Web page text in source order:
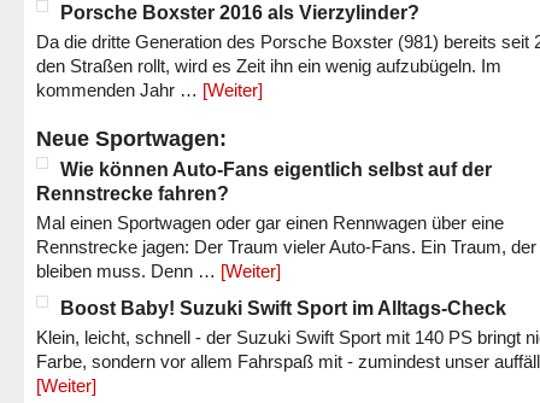
Porsche Boxster 2016 als Vierzylinder?
Da die dritte Generation des Porsche Boxster (981) bereits seit
den Straßen rollt, wird es Zeit ihn ein wenig aufzubügeln. Im
kommenden Jahr … [Weiter]
Neue Sportwagen:
Wie können Auto-Fans eigentlich selbst auf der
Rennstrecke fahren?
Mal einen Sportwagen oder gar einen Rennwagen über eine
Rennstrecke jagen: Der Traum vieler Auto-Fans. Ein Traum,
bleiben muss. Denn … [Weiter]
Boost Baby! Suzuki Swift Sport im Alltags-Check
Klein, leicht, schnell - der Suzuki Swift Sport mit 140 PS bringt
Farbe, sondern vor allem Fahrspaß mit - zumindest unser
[Weiter]